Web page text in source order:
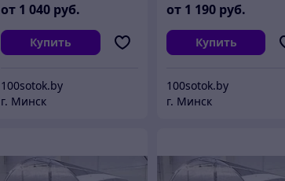
от 1 040 руб.
Купить
100sotok.by
г. Минск
от 1 190 руб.
Купить
100sotok.by
г. Минск